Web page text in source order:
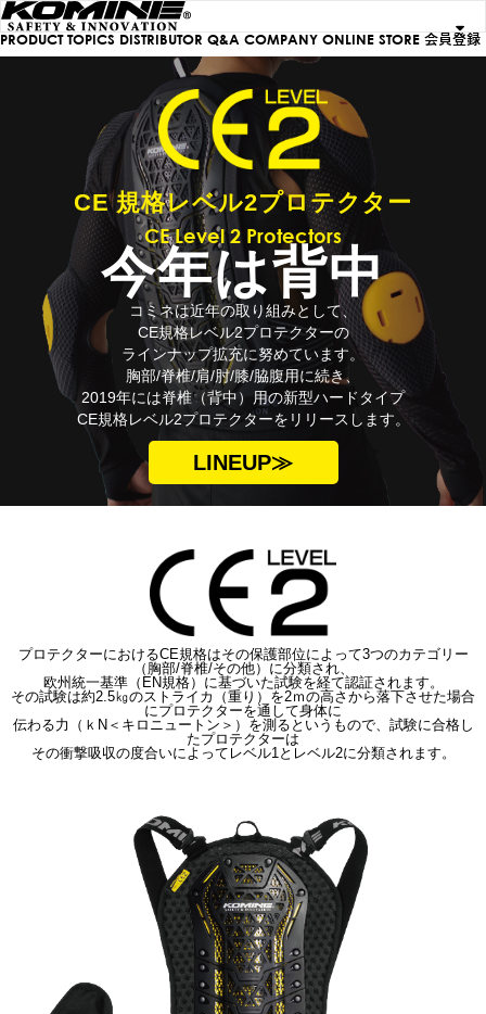
PRODUCTTOPICS DISTRIBUTOR Q&A COMPANY ONLINE STORE 会員登録
CE 規格レベル2プロテクター
CE Level 2 Protectors
今年は背中
コミネは近年の取り組みとして、
CE規格レベル2プロテクターの
ラインナップ拡充に努めています。
胸部/脊椎/肩/肘/膝/脇腹用に続き、
2019年には脊椎（背中）用の新型ハードタイプ
CE規格レベル2プロテクターをリリースします。
LINEUP≫
プロテクターにおけるCE規格はその保護部位によって3つのカテゴリー
（胸部/脊椎/その他）に分類され、
欧州統一基準（EN規格）に基づいた試験を経て認証されます。
その試験は約2.5㎏のストライカ（重り）を2ｍの高さから落下させた場合
にプロテクターを通して身体に
伝わる力（ｋN＜キロニュートン＞）を測るというもので、試験に合格し
たプロテクターは
その衝撃吸収の度合いによってレベル1とレベル2に分類されます。